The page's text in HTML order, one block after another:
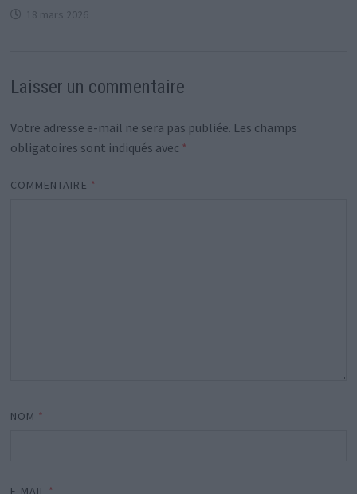
18 mars 2026
Laisser un commentaire
Votre adresse e-mail ne sera pas publiée. Les champs
obligatoires sont indiqués avec *
COMMENTAIRE *
NOM *
E-MAIL *